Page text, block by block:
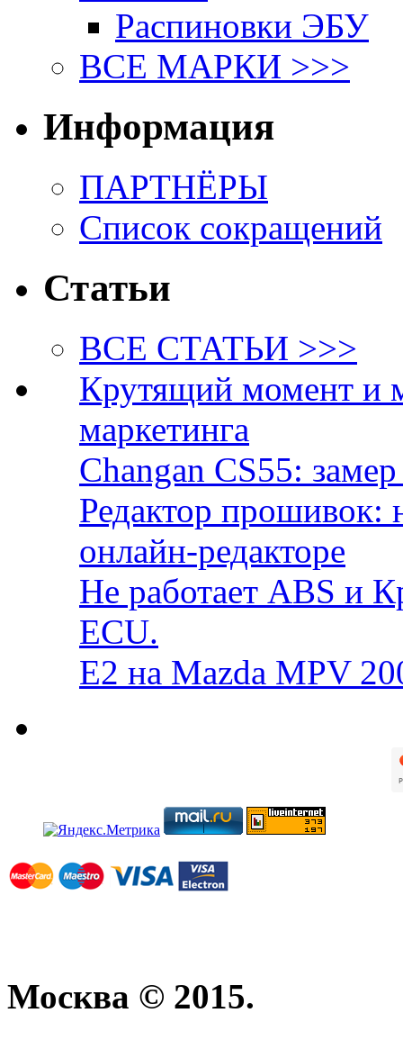
Распиновки ЭБУ
ВСЕ МАРКИ >>>
Информация
ПАРТНЁРЫ
Список сокращений
Статьи
ВСЕ СТАТЬИ >>>
Крутящий момент и
маркетинга
Changan CS55:
Редактор прошивок:
онлайн-редакторе
Не работает ABS и
ECU.
E2 на Mazda MPV
Москва © 2015.